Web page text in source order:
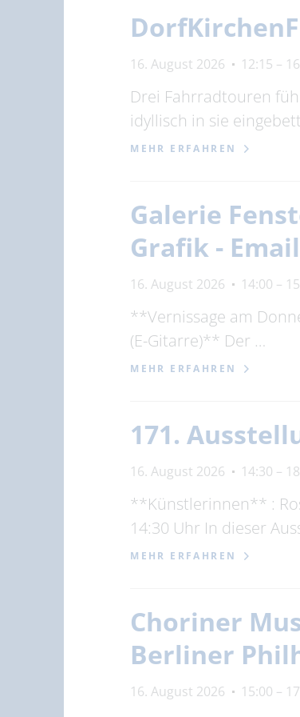
16. August 2026 12:15 –
Drei Fahrradtouren
idyllisch in sie
MEHR ERFAHREN
Galerie
Grafik -
16. August 2026 14:00 –
**Vernissage am
(E-Gitarre)** Der …
MEHR ERFAHREN
171.
16. August 2026 14:30 –
**Künstlerinnen** :
14:30 Uhr In dieser
MEHR ERFAHREN
Choriner
Berliner
16. August 2026 15:00 –